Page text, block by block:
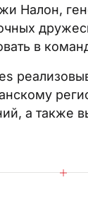
Налон,
в
а также
НА